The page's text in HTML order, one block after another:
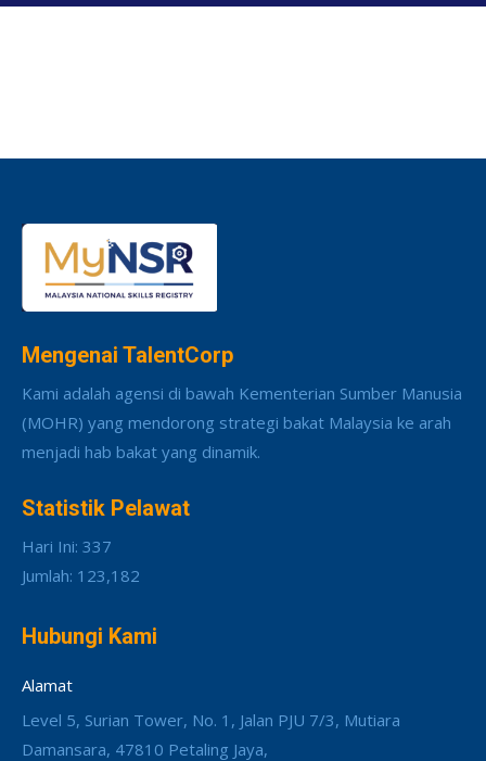
Mengenai TalentCorp
Kami adalah agensi di bawah Kementerian Sumber Manusia
(MOHR) yang mendorong strategi bakat Malaysia ke arah
menjadi hab bakat yang dinamik.
Statistik Pelawat
Hari Ini: 337
Jumlah: 123,182
Hubungi Kami
Alamat
Level 5, Surian Tower, No. 1, Jalan PJU 7/3, Mutiara
Damansara, 47810 Petaling Jaya,